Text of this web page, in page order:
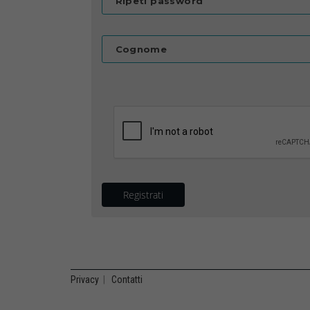
Cognome
Registrati
Privacy Contatti